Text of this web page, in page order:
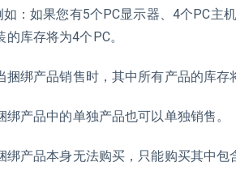
：如果您有5个PC显示器、4个PC主
的库存将为4个PC。
捆绑产品销售时，其中所有产品的库存
绑产品中的单独产品也可以单独销售。
绑产品本身无法购买，只能购买其中包